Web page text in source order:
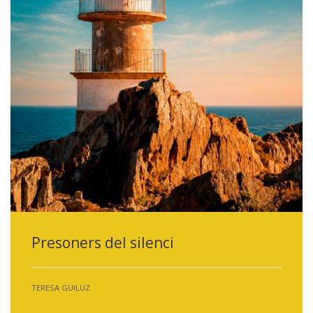
Presoners del silenci
TERESA GUILUZ